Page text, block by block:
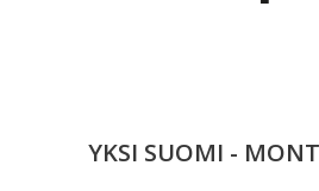
YKSI SUOMI -